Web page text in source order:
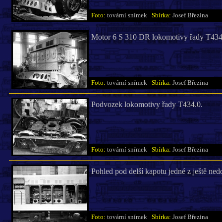
Foto: tovární snímek Sbírka: Josef Březina
Motor 6 S 310 DR lokomotivy řady
Foto: tovární snímek Sbírka: Josef Březina
Podvozek lokomotivy řady T434.0.
Foto: tovární snímek Sbírka: Josef Březina
Pohled pod delší kapotu jedné z ještě
Foto: tovární snímek Sbírka: Josef Březina